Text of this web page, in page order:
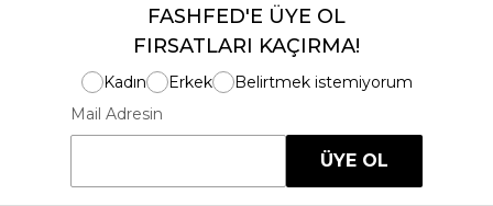
FASHFED'E ÜYE OL
FIRSATLARI KAÇIRMA!
Kadın Erkek
Belirtmek istemiyorum
Mail Adresin
ÜYE OL